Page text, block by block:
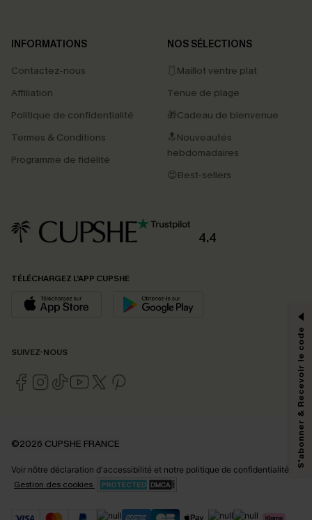
INFORMATIONS
Contactez-nous
Affiliation
Politique de confidentialité
Termes & Conditions
Programme de fidélité
NOS SÉLECTIONS
🩱Maillot ventre plat
Tenue de plage
🎁Cadeau de bienvenue
🔝Nouveautés
hebdomadaires
😍Best-sellers
4.4
TÉLÉCHARGEZ L’APP CUPSHE
SUIVEZ-NOUS
©2026 CUPSHE FRANCE
Voir nôtre déclaration d'accessibilité et notre politique de confidentialité.
Gestion des cookies
PROFITEZ DE -15%
-15% dès 2 Achetés par E-mail
En soumettant votre adresse e-mail, vous acceptez de recevoir des e-mails
marketing (y compris du contenu généré par l'IA) de Cupshe et
personnaliser nos contenus et nos offres, et de vous recommander des
Politique de
confidentialité. Vous pouvez vous désabonner à tout moment.
S'abonner & Recevoir le code